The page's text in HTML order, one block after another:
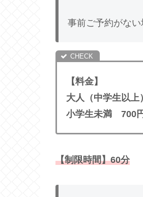
事前ご予約がな
【料金】
大人（中学生以上
小学生未満 700
【制限時間】60分